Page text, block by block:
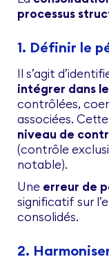
processus
1. Définir le
Il s’agit
intégrer dans
contrôlées,
associées.
niveau de
(contrôle
notable).
Une erreur de
significatif sur
consolidés.
2.